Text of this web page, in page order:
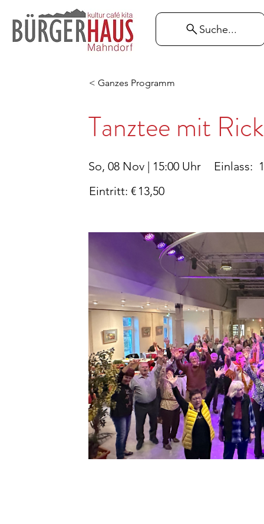
Suche...
< Ganzes Programm
Tanztee mit
So, 08 Nov | 15:00 Uhr
Eintritt: € 13,50
Einlass: